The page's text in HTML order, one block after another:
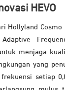
HEVO
Hollyland Cosmo
menjaga
yang
frekuensi setiap